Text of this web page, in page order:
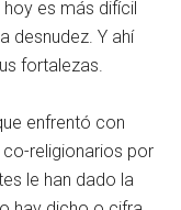
es más difícil
desnudez. Y ahí
fortalezas.
enfrentó con
religionarios por
le han dado la